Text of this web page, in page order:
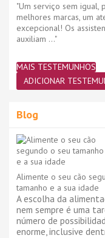
"Um serviço sem igual,
melhores marcas, um
excepcional! Os
auxiliam ..."
MAIS TESTEMUNHOS
ADICIONAR
Blog
Alimente o seu cão
tamanho e a sua idade
A escolha da
nem sempre é uma
número de
enorme, inclusive